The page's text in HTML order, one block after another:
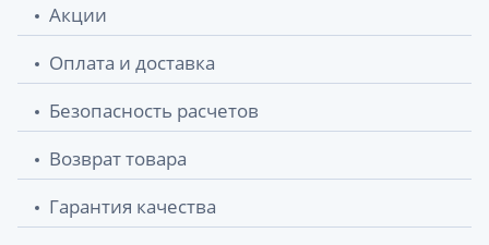
Акции
Оплата и доставка
Безопасность расчетов
Возврат товара
Гарантия качества